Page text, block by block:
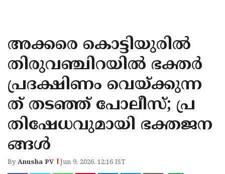
KANNUR
KASARAGOD
അക്കരെ കൊട്ടിയുരിൽ
തിരുവഞ്ചിറയിൽ ഭക്തർ
പ്രദക്ഷിണം വെയ്ക്കുന്ന
ത് തടഞ്ഞ് പോലീസ്; പ്ര
തിഷേധവുമായി ഭക്തജന
ങ്ങൾ ​​​​​​​
ByAnusha PV Jun 9, 2026, 12:16 IST